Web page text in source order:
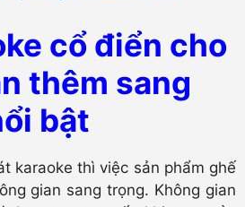
cổ điển cho
thêm sang
bật
karaoke thì việc sản phẩm ghế
gian sang trọng. Không gian